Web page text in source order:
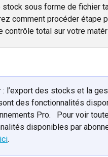
stock sous forme de fichier
comment procéder étape
contrôle total sur votre
: l’export des stocks et la
des fonctionnalités
Pro.   Pour voir
disponibles par
.